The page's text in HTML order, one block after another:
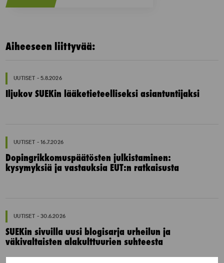
Aiheeseen liittyvää:
UUTISET - 5.8.2026
Iljukov SUEKin lääketieteelliseksi asiantuntijaksi
UUTISET - 16.7.2026
Dopingrikkomuspäätösten julkistaminen:
kysymyksiä ja vastauksia EUT:n ratkaisusta
UUTISET - 30.6.2026
SUEKin sivuilla uusi blogisarja urheilun ja
väkivaltaisten alakulttuurien suhteesta